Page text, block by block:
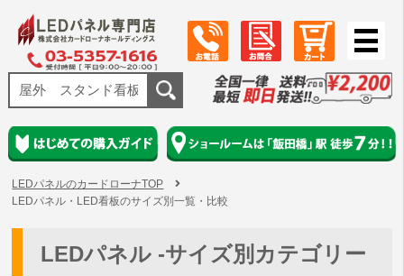
LEDパネルのカードローナTOP
LEDパネル・LED看板のサイズ別一覧・比較
LEDパネル -サイズ別カテゴリー